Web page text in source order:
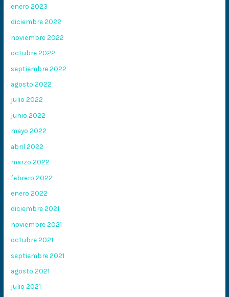
enero 2023
diciembre 2022
noviembre 2022
octubre 2022
septiembre 2022
agosto 2022
julio 2022
junio 2022
mayo 2022
abril 2022
marzo 2022
febrero 2022
enero 2022
diciembre 2021
noviembre 2021
octubre 2021
septiembre 2021
agosto 2021
julio 2021